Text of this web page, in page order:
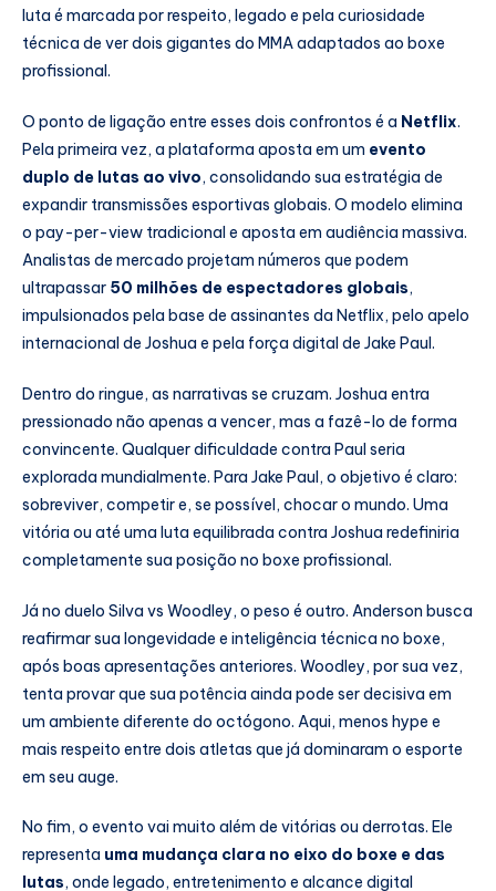
luta é marcada por respeito, legado e pela curiosidade
técnica de ver dois gigantes do MMA adaptados ao boxe
profissional.
O ponto de ligação entre esses dois confrontos é a Netflix.
Pela primeira vez, a plataforma aposta em um evento
duplo de lutas ao vivo, consolidando sua estratégia de
expandir transmissões esportivas globais. O modelo elimina
o pay-per-view tradicional e aposta em audiência massiva.
Analistas de mercado projetam números que podem
ultrapassar 50 milhões de espectadores globais,
impulsionados pela base de assinantes da Netflix, pelo apelo
internacional de Joshua e pela força digital de Jake Paul.
Dentro do ringue, as narrativas se cruzam. Joshua entra
pressionado não apenas a vencer, mas a fazê-lo de forma
convincente. Qualquer dificuldade contra Paul seria
explorada mundialmente. Para Jake Paul, o objetivo é claro:
sobreviver, competir e, se possível, chocar o mundo. Uma
vitória ou até uma luta equilibrada contra Joshua redefiniria
completamente sua posição no boxe profissional.
Já no duelo Silva vs Woodley, o peso é outro. Anderson busca
reafirmar sua longevidade e inteligência técnica no boxe,
após boas apresentações anteriores. Woodley, por sua vez,
tenta provar que sua potência ainda pode ser decisiva em
um ambiente diferente do octógono. Aqui, menos hype e
mais respeito entre dois atletas que já dominaram o esporte
em seu auge.
No fim, o evento vai muito além de vitórias ou derrotas. Ele
representa uma mudança clara no eixo do boxe e das
lutas, onde legado, entretenimento e alcance digital